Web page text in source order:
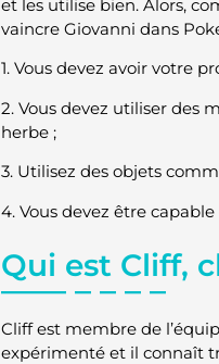
et les utilise bien. Alors,
vaincre Giovanni dans
1. Vous devez avoir votre
2. Vous devez utiliser des
herbe ;
3. Utilisez des objets
4. Vous devez être
Qui est Cliff,
Cliff est membre de
expérimenté et il connaît